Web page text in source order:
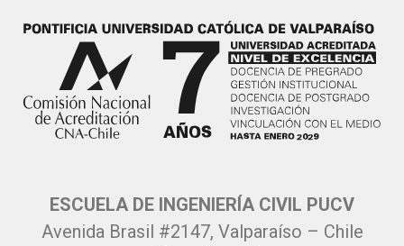
ESCUELA DE INGENIERÍA CIVIL PUCV
Avenida Brasil #2147, Valparaíso – Chile